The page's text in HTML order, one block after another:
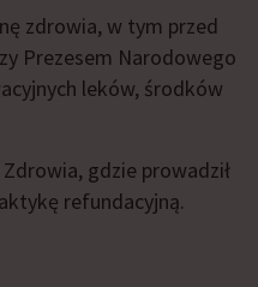
zdrowia, w tym przed
Prezesem Narodowego
leków, środków
gdzie prowadził
refundacyjną.